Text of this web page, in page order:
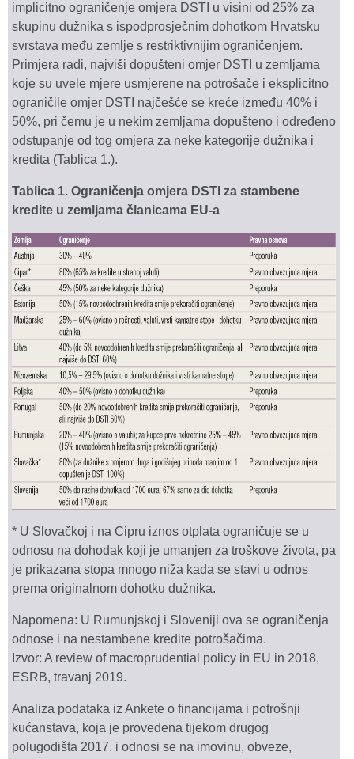
implicitno ograničenje omjera DSTI u visini od 25% za
skupinu dužnika s ispodprosječnim dohotkom Hrvatsku
svrstava među zemlje s restriktivnijim ograničenjem.
Primjera radi, najviši dopušteni omjer DSTI u zemljama
koje su uvele mjere usmjerene na potrošače i eksplicitno
ograničile omjer DSTI najčešće se kreće između 40% i
50%, pri čemu je u nekim zemljama dopušteno i određeno
odstupanje od tog omjera za neke kategorije dužnika i
kredita (Tablica 1.).
Tablica 1. Ograničenja omjera DSTI za stambene
kredite u zemljama članicama EU-a
* U Slovačkoj i na Cipru iznos otplata ograničuje se u
odnosu na dohodak koji je umanjen za troškove života, pa
je prikazana stopa mnogo niža kada se stavi u odnos
prema originalnom dohotku dužnika.
Napomena: U Rumunjskoj i Sloveniji ova se ograničenja
odnose i na nestambene kredite potrošačima.
Izvor: A review of macroprudential policy in EU in 2018,
ESRB, travanj 2019.
Analiza podataka iz Ankete o financijama i potrošnji
kućanstava, koja je provedena tijekom drugog
polugodišta 2017. i odnosi se na imovinu, obveze,